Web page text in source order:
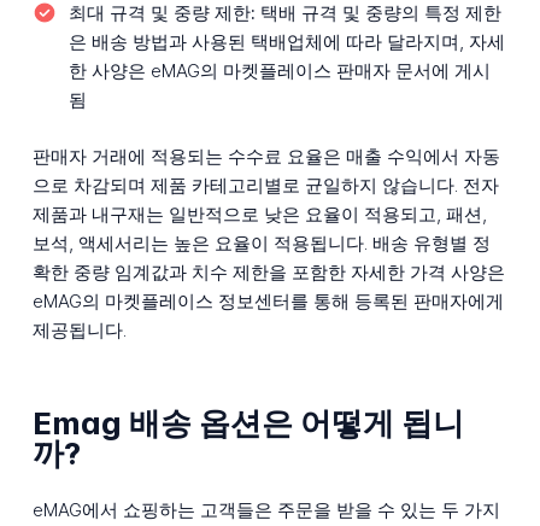
최대 규격 및 중량 제한: 택배 규격 및 중량의 특정 제한
은 배송 방법과 사용된 택배업체에 따라 달라지며, 자세
한 사양은 eMAG의 마켓플레이스 판매자 문서에 게시
됨
판매자 거래에 적용되는 수수료 요율은 매출 수익에서 자동
으로 차감되며 제품 카테고리별로 균일하지 않습니다. 전자
제품과 내구재는 일반적으로 낮은 요율이 적용되고, 패션,
보석, 액세서리는 높은 요율이 적용됩니다. 배송 유형별 정
확한 중량 임계값과 치수 제한을 포함한 자세한 가격 사양은
eMAG의 마켓플레이스 정보센터를 통해 등록된 판매자에게
제공됩니다.
Emag 배송 옵션은 어떻게 됩니
까?
eMAG에서 쇼핑하는 고객들은 주문을 받을 수 있는 두 가지